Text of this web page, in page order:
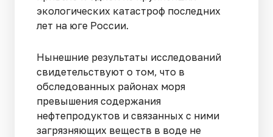
экологических катастроф последних
лет на юге России.
Нынешние результаты исследований
свидетельствуют о том, что в
обследованных районах моря
превышения содержания
нефтепродуктов и связанных с ними
загрязняющих веществ в воде не